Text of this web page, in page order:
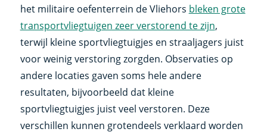
het militaire oefenterrein de Vliehors bleken grote
transportvliegtuigen zeer verstorend te zijn,
terwijl kleine sportvliegtuigjes en straaljagers juist
voor weinig verstoring zorgden. Observaties op
andere locaties gaven soms hele andere
resultaten, bijvoorbeeld dat kleine
sportvliegtuigjes juist veel verstoren. Deze
verschillen kunnen grotendeels verklaard worden